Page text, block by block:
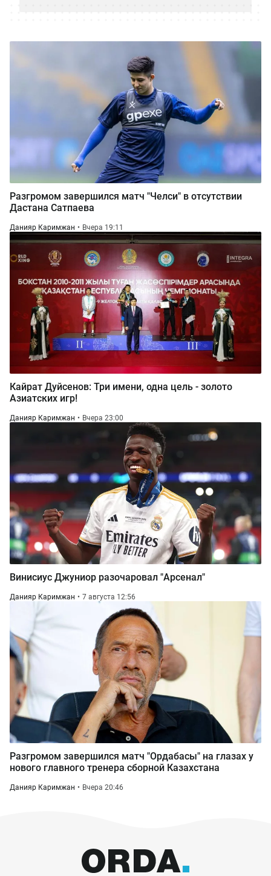
Разгромом завершился матч "Челси" в отсутствии
Дастана Сатпаева
Данияр Каримжан Вчера 19:11
Кайрат Дуйсенов: Три имени, одна цель - золото
Азиатских игр!
Данияр Каримжан Вчера 23:00
Винисиус Джуниор разочаровал "Арсенал"
Данияр Каримжан 7 августа 12:56
Разгромом завершился матч "Ордабасы" на глазах у
нового главного тренера сборной Казахстана
Данияр Каримжан Вчера 20:46